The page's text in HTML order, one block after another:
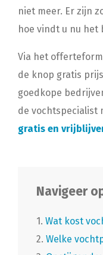
niet meer. Er zijn
hoe vindt u nu het
Via het
de knop gratis
goedkope
de vochtspecialist
gratis en
Navigeer
1. Wat kost
2. Welke